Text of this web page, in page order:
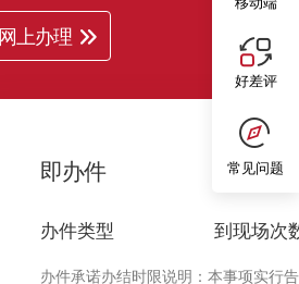
网上办理
即办件
办件类型
0
到现场次
办件承诺办结时限说明： 本事项实行
好差评
常见问题